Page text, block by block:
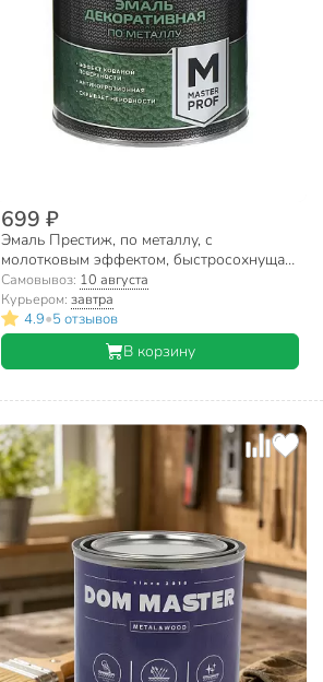
699 ₽
Эмаль Престиж, по металлу, с
молотковым эффектом, быстросохнущая,
алкидная, полуглянцевая, шоколадная,
0.8 кг
Самовывоз: 10 августа
Курьером: завтра
4.9•5 отзывов
В корзину